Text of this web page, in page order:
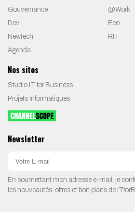
Gouvernance
@Work
Dev
Eco
Newtech
RH
Agenda
Nos sites
Studio IT for Business
Projets Informatiques
Newsletter
En soumettant mon adresse e-mail, je
les nouveautés, offres et bon plans de